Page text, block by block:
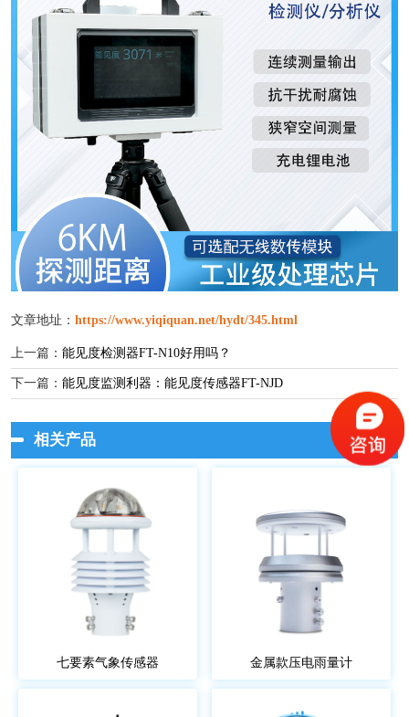
文章地址： https://www.yiqiquan.net/hydt/345.html
上一篇： 能见度检测器FT-N10好用吗？
下一篇： 能见度监测利器：能见度传感器FT-NJD
相关产品
七要素气象传感器 金属款压电雨量计